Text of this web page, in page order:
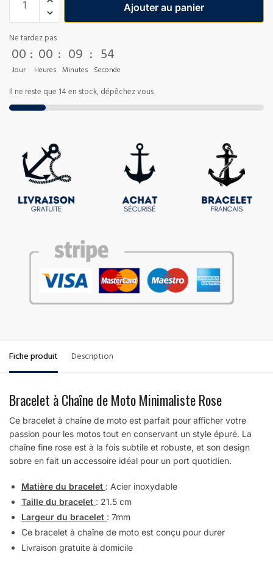
Ajouter au panier
Ne tardez pas
00
Jour
: 00
Heures
: 09
Minutes
: 54
Seconde
Il ne reste que 14 en stock, dépêchez vous
Fiche produit Description
Bracelet à Chaîne de Moto Minimaliste Rose
Ce bracelet à chaîne de moto est parfait pour afficher votre
passion pour les motos tout en conservant un style épuré. La
chaîne fine rose est à la fois subtile et robuste, et son design
sobre en fait un accessoire idéal pour un port quotidien.
Matière du bracelet : Acier inoxydable
Taille du bracelet : 21.5 cm
Largeur du bracelet : 7mm
Ce bracelet à chaîne de moto est conçu pour durer
Livraison gratuite à domicile